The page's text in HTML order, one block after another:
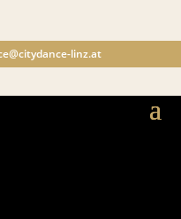
linz.at